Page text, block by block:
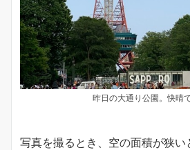
昨日の大通り公園。快晴
写真を撮るとき、空の面積が狭い